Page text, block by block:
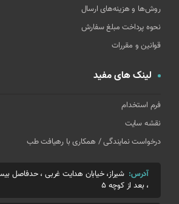
روش‌ها و هزینه‌های ارسال
نحوه پرداخت مبلغ سفارش
قوانین و مقررات
لینک های مفید
فرم استخدام
نقشه سایت
درخواست نمایندگی / همکاری با رهیافت طب
آدرس: شیراز، خیابان هدایت غربی ، حدفاصل
، بعد از کوچه 5